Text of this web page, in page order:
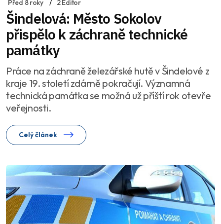
Před 8 roky 2 Editor
Šindelová: Město Sokolov
přispělo k záchraně technické
památky
Práce na záchraně železářské hutě v Šindelové z
kraje 19. století zdárně pokračují. Významná
technická památka se možná už příští rok otevře
veřejnosti.
Celý článek